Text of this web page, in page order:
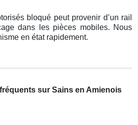
bloqué peut provenir d’un rail
dans les pièces mobiles. Nous
en état rapidement.
sur Sains en Amienois